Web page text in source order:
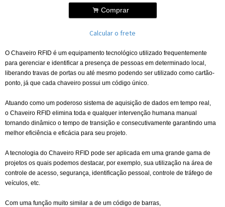
. Comprar
Calcular o frete
O Chaveiro RFID é um equipamento tecnológico utilizado frequentemente
para gerenciar e identificar a presença de pessoas em determinado local,
liberando travas de portas ou até mesmo podendo ser utilizado como cartão-
ponto, já que cada chaveiro possui um código único.
Atuando como um poderoso sistema de aquisição de dados em tempo real,
o Chaveiro RFID elimina toda e qualquer intervenção humana manual
tornando dinâmico o tempo de transição e consecutivamente garantindo uma
melhor eficiência e eficácia para seu projeto.
A tecnologia do Chaveiro RFID pode ser aplicada em uma grande gama de
projetos os quais podemos destacar, por exemplo, sua utilização na área de
controle de acesso, segurança, identificação pessoal, controle de tráfego de
veículos, etc.
Com uma função muito similar a de um código de barras,